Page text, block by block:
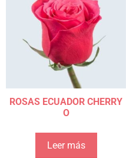
ROSAS ECUADOR CHERRY
O
Leer más